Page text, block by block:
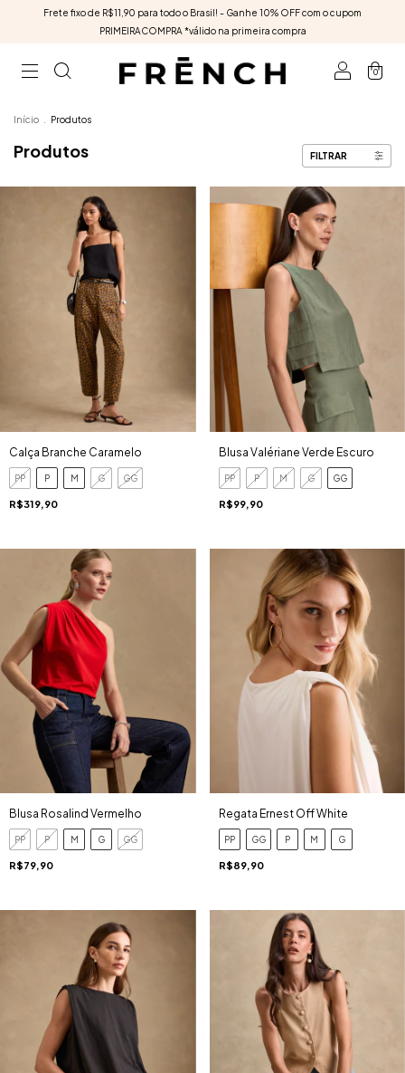
Frete fixo de R$11,90 para todo o Brasil! - Ganhe 10% OFF com o cupom
PRIMEIRACOMPRA *válido na primeira compra
0
Início Produtos
Produtos FILTRAR
Calça Branche Caramelo
PP P M G GG
R$319,90
Blusa Valériane Verde Escuro
PP P M G GG
R$99,90
Blusa Rosalind Vermelho
PP P M G GG
R$79,90
Regata Ernest Off White
PP GG P M G
R$89,90